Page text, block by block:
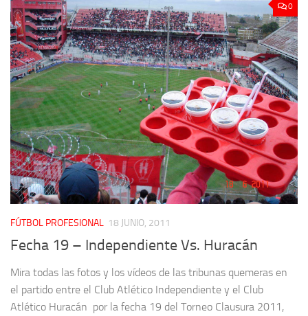
0
FÚTBOL PROFESIONAL 18 JUNIO, 2011
Fecha 19 – Independiente Vs. Huracán
Mira todas las fotos y los vídeos de las tribunas quemeras en
el partido entre el Club Atlético Independiente y el Club
Atlético Huracán por la fecha 19 del Torneo Clausura 2011,